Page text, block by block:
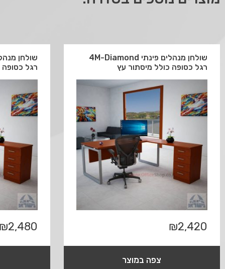
שולחן מנהלים פינתי 4M-Diamond
רגל כסופה כולל מיסתור עץ
₪2,420
צפה במוצר
רגל
₪2,480